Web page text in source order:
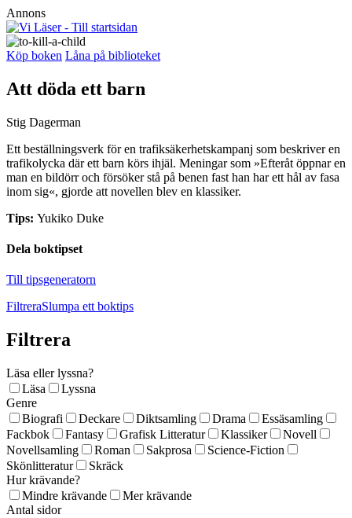
Annons
Köp boken Låna på biblioteket
Att döda ett barn
Stig Dagerman
Ett beställningsverk för en trafiksäkerhetskampanj som beskriver en
trafikolycka där ett barn körs ihjäl. Meningar som »Efteråt öppnar en
man en bildörr och försöker stå på benen fast han har ett hål av fasa
inom sig«, gjorde att novellen blev en klassiker.
Tips: Yukiko Duke
Dela boktipset
Till tipsgeneratorn
FiltreraSlumpa ett boktips
Filtrera
Läsa eller lyssna?
Läsa
Lyssna
Genre
Biografi
Deckare Diktsamling Drama
Essäsamling
Fackbok
Fantasy Grafisk Litteratur Klassiker
Novell
Novellsamling
Roman Sakprosa
Science-Fiction
Skönlitteratur
Skräck
Hur krävande?
Mindre krävande
Mer krävande
Antal sidor